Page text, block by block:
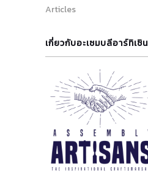
Articles
เกี่ยวกับอะเซมบลีอาร์ทิเซิน